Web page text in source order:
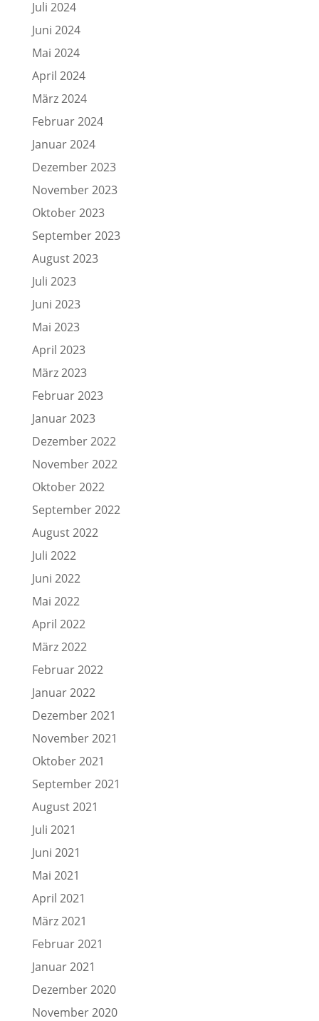
Juli 2024
Juni 2024
Mai 2024
April 2024
März 2024
Februar 2024
Januar 2024
Dezember 2023
November 2023
Oktober 2023
September 2023
August 2023
Juli 2023
Juni 2023
Mai 2023
April 2023
März 2023
Februar 2023
Januar 2023
Dezember 2022
November 2022
Oktober 2022
September 2022
August 2022
Juli 2022
Juni 2022
Mai 2022
April 2022
März 2022
Februar 2022
Januar 2022
Dezember 2021
November 2021
Oktober 2021
September 2021
August 2021
Juli 2021
Juni 2021
Mai 2021
April 2021
März 2021
Februar 2021
Januar 2021
Dezember 2020
November 2020